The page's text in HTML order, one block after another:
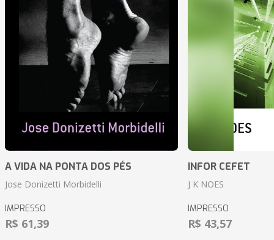
A VIDA NA PONTA DOS PÉS
Jose Donizetti Morbidelli
IMPRESSO
R$ 61,39
INFOR CEFET
J K NOES
IMPRESSO
R$ 43,57